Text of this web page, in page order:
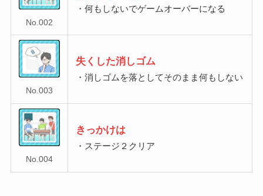
No.002
・何もしないでゲームオーバーになる
No.003
失くした消しゴム
・消しゴムを落としてそのまま何もしない
No.004
きっかけは
・ステージ２クリア